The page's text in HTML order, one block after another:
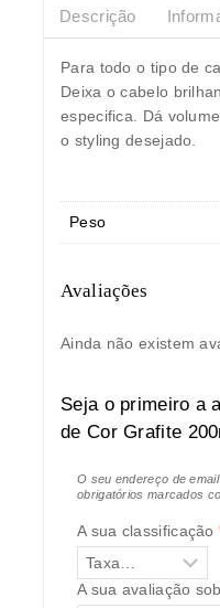
Descrição
Para todo o tipo de
Deixa o cabelo
especifica. Dá
o styling desejado.
Peso
Avaliações
Ainda não existem
Seja o primeiro a
de Cor Grafite
O seu endereço de
obrigatórios marcados
A sua classificação
A sua avaliação